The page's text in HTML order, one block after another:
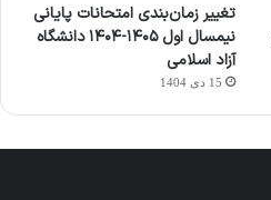
تغییر زمان‌بندی امتحانات پایانی
نیمسال اول ۱۴۰۵-۱۴۰۴ دانشگاه
آزاد اسلامی
15 دی 1404